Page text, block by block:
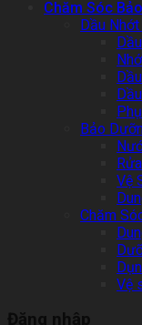
Chăm Sóc
Dầu
Bảo
Vệ
Chăm
Vệ
Đăng nhập